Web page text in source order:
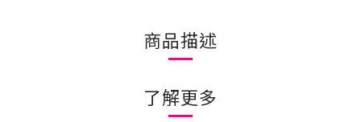
商品描述
了解更多